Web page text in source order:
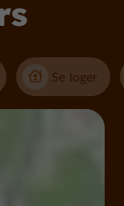
Se loger